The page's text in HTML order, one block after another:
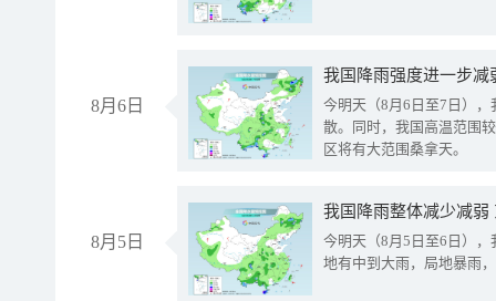
8月6日
今明天（8月6日至7日）
散。同时，我国高温范围
区将有大范围桑拿天。
8月5日
我国降雨整体减少减弱
今明天（8月5日至6日）
地有中到大雨，局地暴雨